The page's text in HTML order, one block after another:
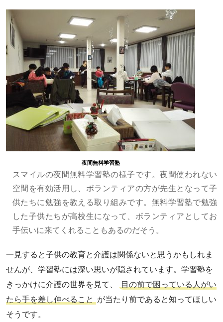
夜間無料学習塾
スマイルの夜間無料学習塾の様子です。夜間使われない
空間を有効活用し、ボランティアの方が先生となって子
供たちに勉強を教える取り組みです。無料学習塾で勉強
した子供たちが高校生になって、ボランティアとしてお
手伝いに来てくれることもあるのだそう。
一見すると子供の教育と介護は関係ないと思うかもしれま
せんが、学習塾には深い思いが隠されています。学習塾を
きっかけに介護の世界を見て、
目の前で困っている人がい
たら手を差し伸べること
が当たり前であると知ってほしい
そうです。